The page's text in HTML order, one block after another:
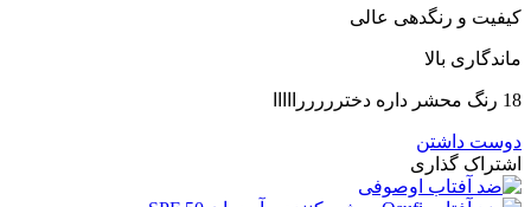
کیفیت و رنگدهی عالی
ماندگاری بالا
18 رنگ محشر داره دخترررررااااا
دوست داشتن
اشتراک گذاری